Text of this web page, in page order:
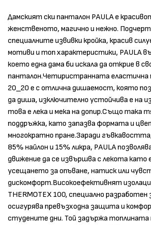
Дамският ски панталон PAULA е
женственото, магично и нежно.
специалните извивки кройка, красив
мотиви и топ характеристики, PAULA
което една дама би искала да открие в
панталон.Четиристранната еластична
20_20 е с отлична дишаемост, която
да диша, изключително устойчива е на
това е лека и мека на допир.Също така
поддръжка, като запазва формата и
многократно пране.Заради
85% найлон и 15% ликра, PAULA
движение да се извършва с лекота като
усещането за опъване, натиск или
дискомфорт.Високоефективнят
THERMOTEX 100, специално разработен
осигурява превъзходна защита и
студените дни. Той задържа